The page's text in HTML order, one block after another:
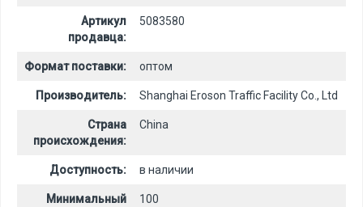
Артикул
продавца:
5083580
Формат поставки: оптом
Производитель: Shanghai Eroson Traffic Facility Co., Ltd
Страна
происхождения:
China
Доступность: в наличии
Минимальный
100